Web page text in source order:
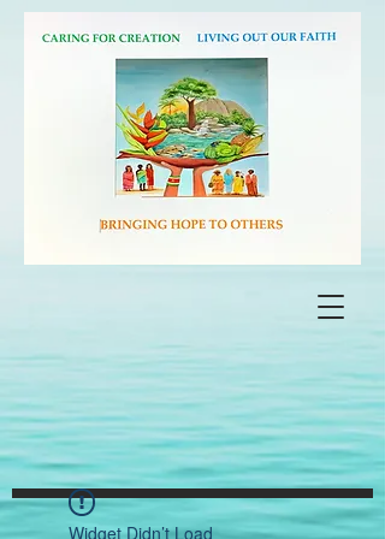
Widget Didn’t Load